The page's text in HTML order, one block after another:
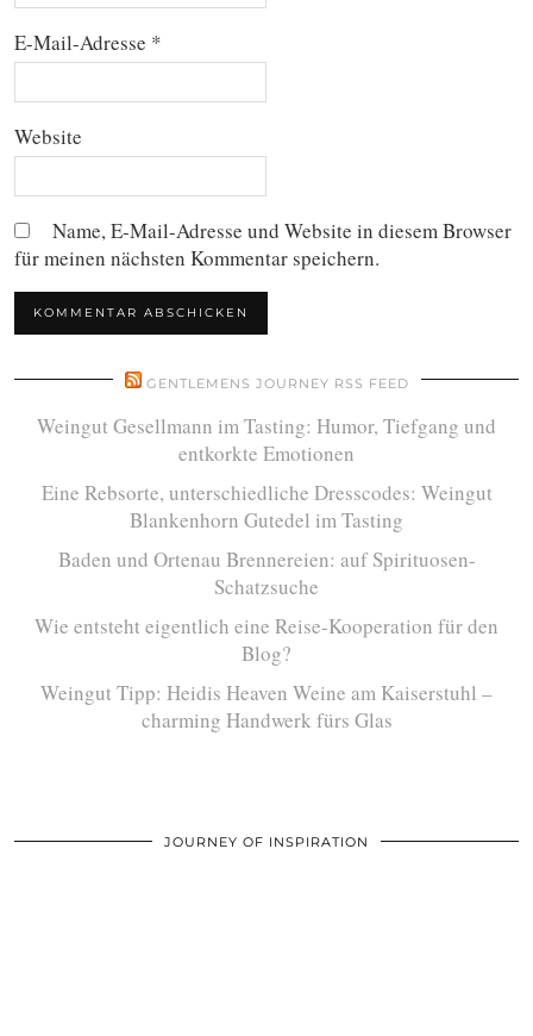
E-Mail-Adresse *
Website
Name, E-Mail-Adresse und Website in diesem Browser
für meinen nächsten Kommentar speichern.
GENTLEMENS JOURNEY RSS FEED
Weingut Gesellmann im Tasting: Humor, Tiefgang und
entkorkte Emotionen
Eine Rebsorte, unterschiedliche Dresscodes: Weingut
Blankenhorn Gutedel im Tasting
Baden und Ortenau Brennereien: auf Spirituosen-
Schatzsuche
Wie entsteht eigentlich eine Reise-Kooperation für den
Blog?
Weingut Tipp: Heidis Heaven Weine am Kaiserstuhl –
charming Handwerk fürs Glas
JOURNEY OF INSPIRATION